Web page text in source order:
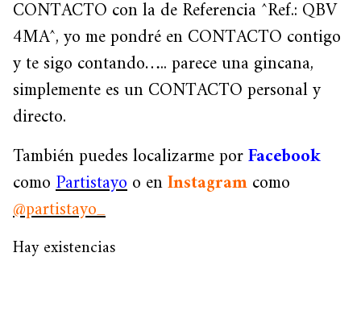
CONTACTO con la de Referencia ^Ref.: QBV
4MA^, yo me pondré en CONTACTO contigo
y te sigo contando….. parece una gincana,
simplemente es un CONTACTO personal y
directo.
También puedes localizarme porFacebook
comoPartistayoo enInstagramcomo
@partistayo_
Hay existencias